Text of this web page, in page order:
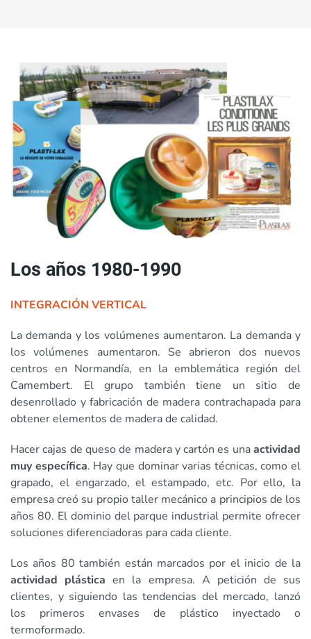
Los años 1980-1990
INTEGRACIÓN VERTICAL
La demanda y los volúmenes aumentaron. La demanda y
los volúmenes aumentaron. Se abrieron dos nuevos
centros en Normandía, en la emblemática región del
Camembert. El grupo también tiene un sitio de
desenrollado y fabricación de madera contrachapada para
obtener elementos de madera de calidad.
Hacer cajas de queso de madera y cartón es unaactividad
muy específica. Hay que dominar varias técnicas, como el
grapado, el engarzado, el estampado, etc. Por ello, la
empresa creó su propio taller mecánico a principios de los
años 80. El dominio del parque industrial permite ofrecer
soluciones diferenciadoras para cada cliente.
Los años 80 también están marcados por el inicio de la
actividad plástica en la empresa. A petición de sus
clientes, y siguiendo las tendencias del mercado, lanzó
los primeros envases de plástico inyectado o
termoformado.